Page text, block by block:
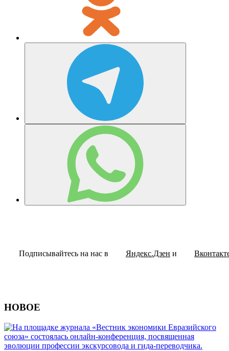
Подписывайтесь на нас в Яндекс.Дзен и
НОВОЕ